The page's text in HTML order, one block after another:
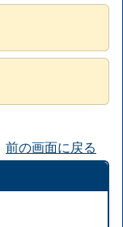
前の画面に戻る